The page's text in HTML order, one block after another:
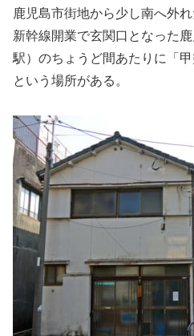
鹿児島市街地から少し南へ外
新幹線開業で玄関口となった
駅）のちょうど間あたりに「
という場所がある。